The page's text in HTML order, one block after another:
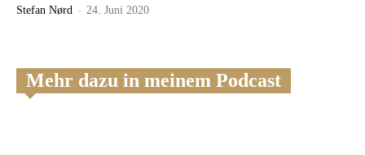
Stefan Nørd - 24. Juni 2020
Mehr dazu in meinem Podcast